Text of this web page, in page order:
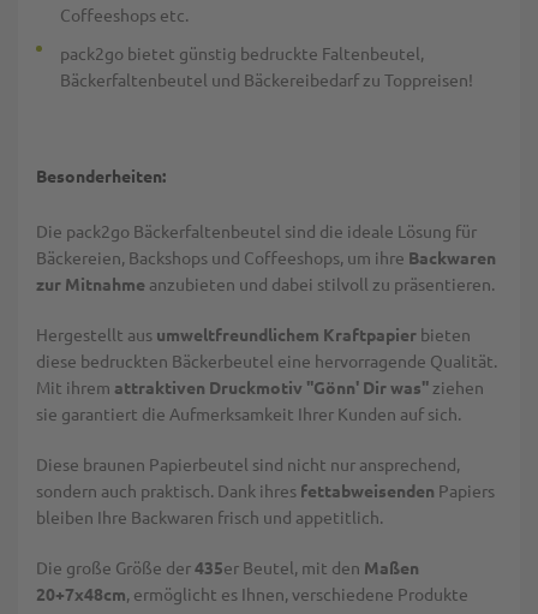
Coffeeshops etc.
pack2go bietet günstig bedruckte Faltenbeutel,
Bäckerfaltenbeutel und Bäckereibedarf zu Toppreisen!
Besonderheiten:
Die pack2go Bäckerfaltenbeutel sind die ideale Lösung für
Bäckereien, Backshops und Coffeeshops, um ihre Backwaren
zur Mitnahme anzubieten und dabei stilvoll zu präsentieren.
Hergestellt aus umweltfreundlichem Kraftpapier bieten
diese bedruckten Bäckerbeutel eine hervorragende Qualität.
Mit ihrem attraktiven Druckmotiv ''Gönn' Dir was'' ziehen
sie garantiert die Aufmerksamkeit Ihrer Kunden auf sich.
Diese braunen Papierbeutel sind nicht nur ansprechend,
sondern auch praktisch. Dank ihres fettabweisenden Papiers
bleiben Ihre Backwaren frisch und appetitlich.
Die große Größe der435er Beutel, mit den Maßen
20+7x48cm, ermöglicht es Ihnen, verschiedene Produkte